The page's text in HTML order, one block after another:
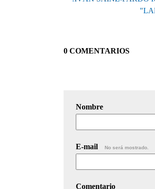
0 COMENTARIOS
Nombre
E-mail No será mostrado.
Comentario